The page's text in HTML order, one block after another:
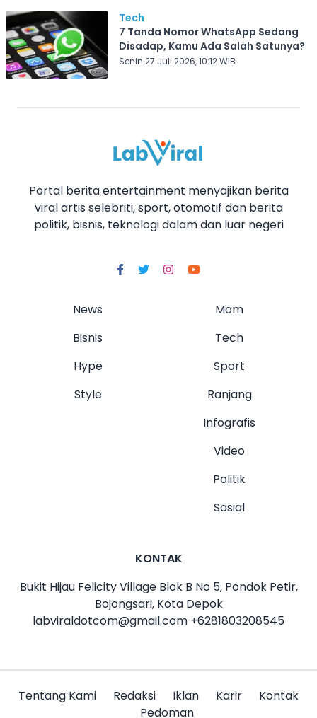
Tech
7 Tanda Nomor WhatsApp Sedang
Disadap, Kamu Ada Salah Satunya?
Senin 27 Juli 2026, 10:12 WIB
Portal berita entertainment menyajikan berita
viral artis selebriti, sport, otomotif dan berita
politik, bisnis, teknologi dalam dan luar negeri
News
Bisnis
Hype
Style
Mom
Tech
Sport
Ranjang
Infografis
Video
Politik
Sosial
KONTAK
Bukit Hijau Felicity Village Blok B No 5, Pondok Petir,
Bojongsari, Kota Depok
labviraldotcom@gmail.com +6281803208545
Tentang Kami Redaksi Iklan Karir
Kontak
Pedoman